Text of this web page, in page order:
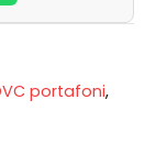
portafoni,